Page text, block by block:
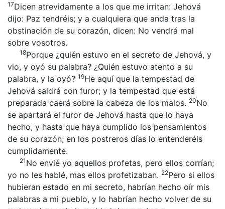
17Dicen atrevidamente a los que me irritan: Jehová
dijo: Paz tendréis; y a cualquiera que anda tras la
obstinación de su corazón, dicen: No vendrá mal
sobre vosotros.
18Porque ¿quién estuvo en el secreto de Jehová, y
vio, y oyó su palabra? ¿Quién estuvo atento a su
palabra, y la oyó? 19He aquí que la tempestad de
Jehová saldrá con furor; y la tempestad que está
preparada caerá sobre la cabeza de los malos. 20No
se apartará el furor de Jehová hasta que lo haya
hecho, y hasta que haya cumplido los pensamientos
de su corazón; en los postreros días lo entenderéis
cumplidamente.
21 No envié yo aquellos profetas, pero ellos corrían;
yo no les hablé, mas ellos profetizaban. 22Pero si ellos
hubieran estado en mi secreto, habrían hecho oír mis
palabras a mi pueblo, y lo habrían hecho volver de su